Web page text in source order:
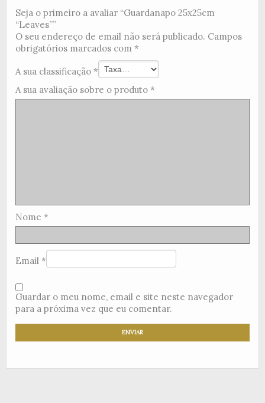
Seja o primeiro a avaliar “Guardanapo 25x25cm
“Leaves””
O seu endereço de email não será publicado. Campos
obrigatórios marcados com *
A sua classificação *
A sua avaliação sobre o produto *
Nome *
Email *
Guardar o meu nome, email e site neste navegador
para a próxima vez que eu comentar.